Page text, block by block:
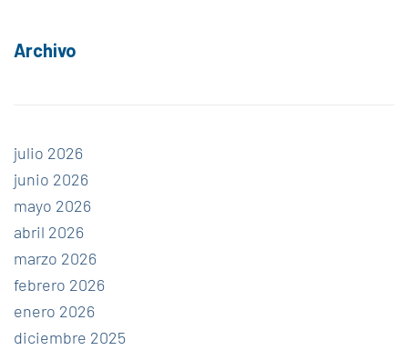
Archivo
julio 2026
junio 2026
mayo 2026
abril 2026
marzo 2026
febrero 2026
enero 2026
diciembre 2025